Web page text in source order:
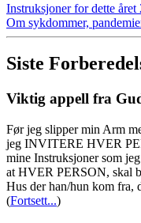
Instruksjoner for dette året
Om sykdommer,
Siste
Viktig appell fra
Før jeg slipper min Arm
jeg INVITERE HVER
mine Instruksjoner som
at HVER PERSON, skal
Hus der han/hun kom fra,
(Fortsett...)